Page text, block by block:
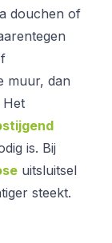
douchen of
muur, dan
Het
is. Bij
uitsluitsel
steekt.